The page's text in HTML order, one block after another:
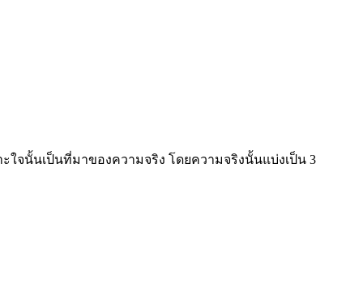
ใจนั้นเป็นที่มาของความจริง โดยความจริงนั้นแบ่งเป็น 3